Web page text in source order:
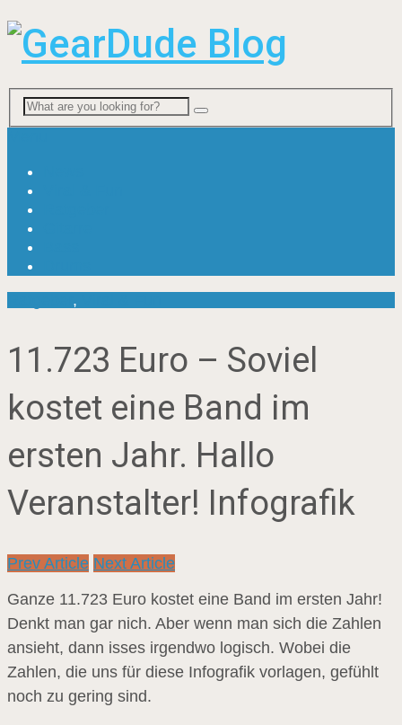
,
11.723 Euro – Soviel
kostet eine Band im
ersten Jahr. Hallo
Veranstalter! Infografik
Prev Article Next Article
Ganze 11.723 Euro kostet eine Band im ersten Jahr!
Denkt man gar nich. Aber wenn man sich die Zahlen
ansieht, dann isses irgendwo logisch. Wobei die
Zahlen, die uns für diese Infografik vorlagen, gefühlt
noch zu gering sind.